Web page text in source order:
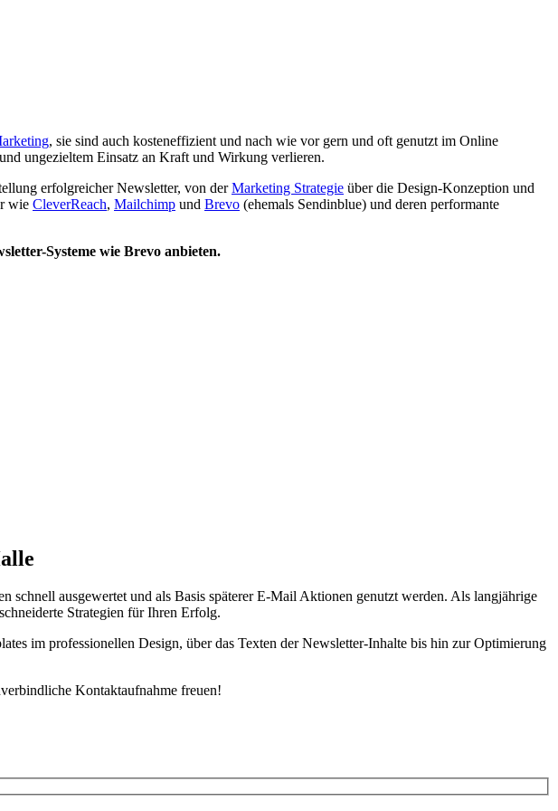
, sie sind auch kosteneffizient und nach wie vor gern und oft genutzt im Online
ungezieltem Einsatz an Kraft und Wirkung verlieren.
erfolgreicher Newsletter, von derMarketing Strategie über die Design-Konzeption und
wie CleverReach, Mailchimp und Brevo (ehemals Sendinblue) und deren performante
Systeme wie Brevo anbieten.
schnell ausgewertet und als Basis späterer E-Mail Aktionen genutzt werden. Als langjährige
Strategien für Ihren Erfolg.
im professionellen Design, über das Texten der Newsletter-Inhalte bis hin zur Optimierung
Kontaktaufnahme freuen!